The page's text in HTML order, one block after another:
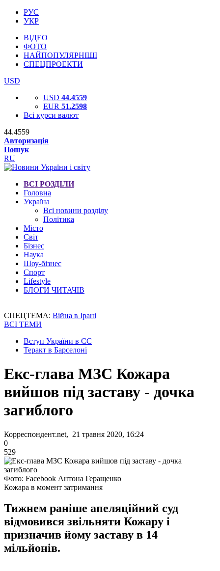
РУС
УКР
ВІДЕО
ФОТО
НАЙПОПУЛЯРНІШІ
СПЕЦПРОЕКТИ
USD
USD 44.4559
EUR 51.2598
Всі курси валют
44.4559
Авторизація
Пошук
RU
ВСІ РОЗДІЛИ
Головна
Україна
Всі новини розділу
Політика
Місто
Світ
Бізнес
Наука
Шоу-бізнес
Спорт
Lifestyle
БЛОГИ ЧИТАЧІВ
СПЕЦТЕМА: Війна в Ірані
ВСІ ТЕМИ
Вступ України в ЄС
Теракт в Барселоні
Екс-глава МЗС Кожара
вийшов під заставу - дочка
загиблого
Корреспондент.net, 21 травня 2020, 16:24
0
529
Фото: Facebook Антона Геращенко
Кожара в момент затримання
Тижнем раніше апеляційний суд
відмовився звільняти Кожару і
призначив йому заставу в 14
мільйонів.